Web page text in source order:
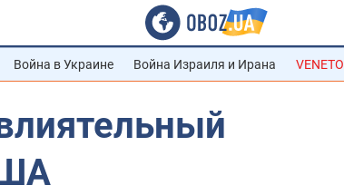
Война в Украине Война Израиля и Ирана VENETO